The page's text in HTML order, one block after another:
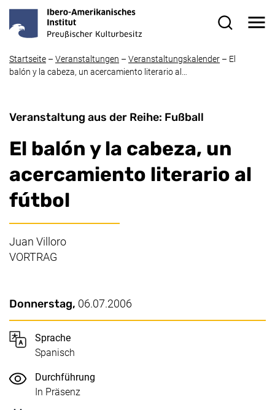
Startseite – Veranstaltungen – Veranstaltungskalender – El
balón y la cabeza, un acercamiento literario al…
Veranstaltung aus der Reihe: Fußball
El balón y la cabeza, un
acercamiento literario al
fútbol
Juan Villoro
VORTRAG
Wichtige Details
Datum / Dauer:
Donnerstag, 06.07.2006
Sprache
Spanisch
Durchführung
In Präsenz